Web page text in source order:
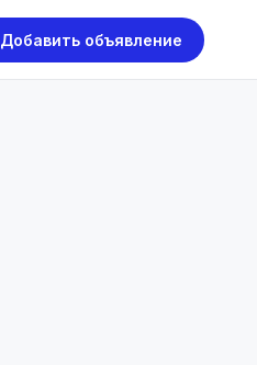
Добавить объявление